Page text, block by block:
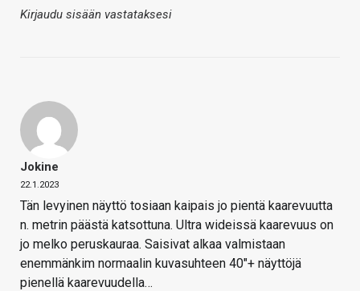
Kirjaudu sisään vastataksesi
Jokine
22.1.2023
Tän levyinen näyttö tosiaan kaipais jo pientä kaarevuutta
n. metrin päästä katsottuna. Ultra wideissä kaarevuus on
jo melko peruskauraa. Saisivat alkaa valmistaan
enemmänkim normaalin kuvasuhteen 40″+ näyttöjä
pienellä kaarevuudella…